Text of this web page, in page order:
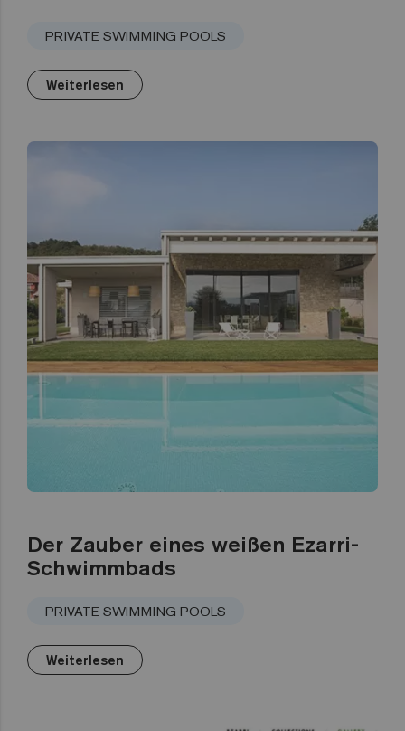
PRIVATE SWIMMING POOLS
Weiterlesen
Der Zauber eines weißen Ezarri-
Schwimmbads
PRIVATE SWIMMING POOLS
Weiterlesen